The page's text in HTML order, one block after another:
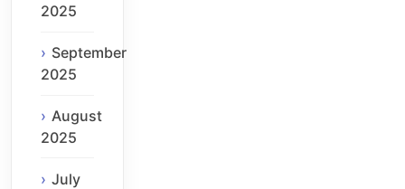
2025
September
2025
August
2025
July